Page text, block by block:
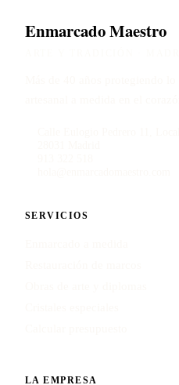
Enmarcado Maestro
SERVICIOS
LA EMPRESA